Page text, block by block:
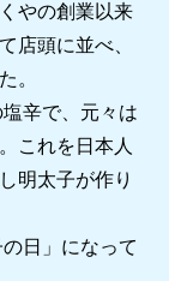
やの創業以来
店頭に並べ、
。
辛で、元々は
これを日本人
明太子が作り
日」になって